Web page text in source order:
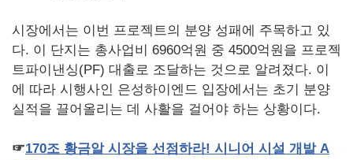
시장에서는 이번 프로젝트의 분양 성패에 주목하고 있
다. 이 단지는 총사업비 6960억원 중 4500억원을 프로젝
트파이낸싱(PF) 대출로 조달하는 것으로 알려졌다. 이
에 따라 시행사인 은성하이엔드 입장에서는 초기 분양
실적을 끌어올리는 데 사활을 걸어야 하는 상황이다.
☞170조 황금알 시장을 선점하라! 시니어 시설 개발 A